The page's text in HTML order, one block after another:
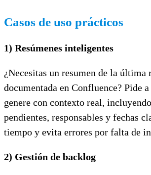
Casos de uso prácticos
1) Resúmenes inteligentes
¿Necesitas un resumen de la última
documentada en Confluence? Pide
genere con contexto real,
pendientes, responsables y fechas
tiempo y evita errores por falta de
2) Gestión de backlog